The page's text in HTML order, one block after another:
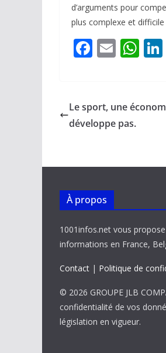
d’arguments pour
plus complexe et
F
b
o
k
E
l
W
s
p
Le sport, une
développe pas.
À propos
1001infos.net vous propose
informations en France,
Contact | Politique de
© 2026 GROUPE JLB
confidentialité de vos
législation en vigueur.